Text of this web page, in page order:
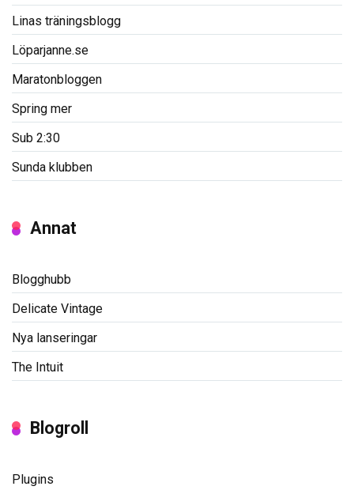
Linas träningsblogg
Löparjanne.se
Maratonbloggen
Spring mer
Sub 2:30
Sunda klubben
Annat
Blogghubb
Delicate Vintage
Nya lanseringar
The Intuit
Blogroll
Plugins